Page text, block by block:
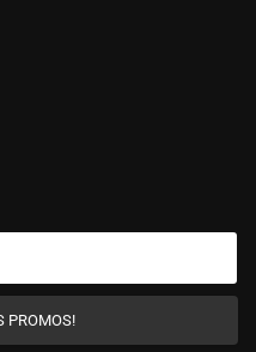
PROMOS!